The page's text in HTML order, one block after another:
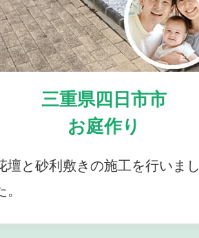
三重県四日市市
お庭作り
壇と砂利敷きの施工を行いまし
。